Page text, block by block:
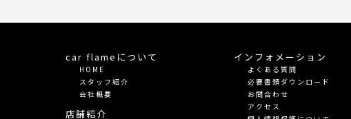
car flameについて
HOME
スタッフ紹介
会社概要
店舗紹介
インフォメーション
よくある質問
必要書類ダウンロード
お問合わせ
アクセス